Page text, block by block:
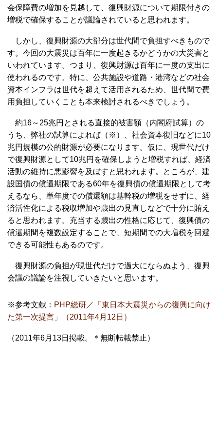
会保障費の増加を見越して、復興財源について期限付きの
増税で確保することが議論されていると思われます。
しかし、復興財源の大部分は世代間で負担すべきもので
す。今回の大震災は百年に一度起きるかどうかの大災害と
いわれています。つまり、復興財源は百年に一度の支出に
使われるのです。特に、公共施設や道路・港湾などの社会
資本インフラは世代を超えて活用されるため、世代間で費
用負担していくことも本来検討されるべきでしょう。
約16～25兆円とされる直接的被害額（内閣府試算）の
うち、弊社の試算によれば（※）、社会資本復旧などに10
兆円規模の公的財源が必要になります。仮に、現世代だけ
で復興財源として10兆円を確保しようと増税すれば、経済
活動の維持に悪影響を及ぼすと思われます。ところが、建
設国債の償還期限である60年を復興債の償還期限として考
えるなら、単年度での償還額は基幹税の増税をせずに、経
済活性化による税収増加や歳出の見直しなどで十分に賄え
ると思われます。充当する歳出の性格に応じて、復興債の
償還期間を複数設定することで、短期間での大増税を回避
できる可能性もあるのです。
復興財源の負担が現世代だけで過大にならぬよう、復興
会議の議論を注視していきたいと思います。
※参考文献： PHP総研／「東日本大震災からの復興に向け
た第一次提言」（2011年4月12日）
（2011年6月13日掲載。＊無断転載禁止）